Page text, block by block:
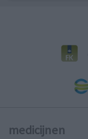
medicijnen